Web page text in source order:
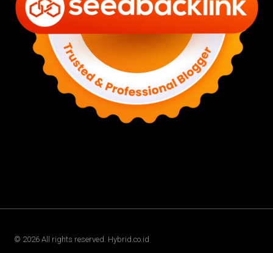
© 2026 All rights reserved. Hybrid.co.id